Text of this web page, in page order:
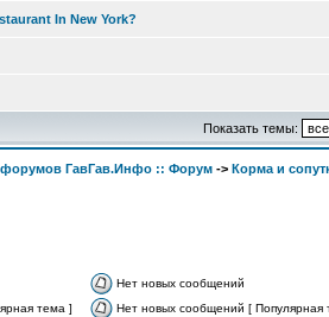
In New York?
Показать темы:
ГавГав.Инфо :: Форум -> Корма и
Нет новых сообщений
тема ]
Нет новых сообщений [ Популярная